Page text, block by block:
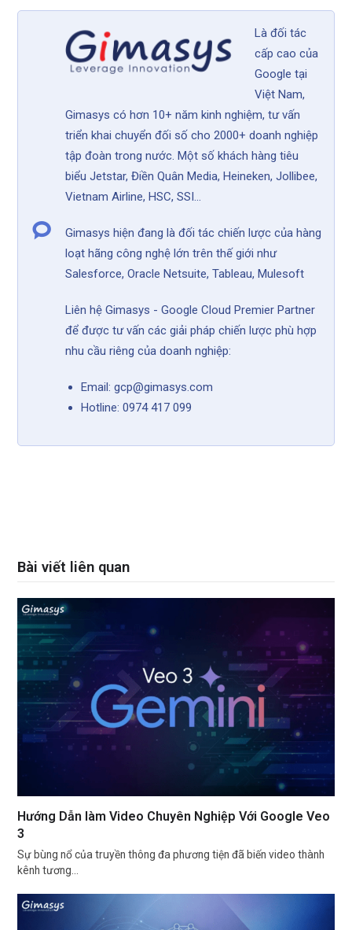
Là đối tác
cấp cao của
Google tại
Việt Nam,
Gimasys có hơn 10+ năm kinh nghiệm, tư vấn
triển khai chuyển đối số cho 2000+ doanh nghiệp
tập đoàn trong nước. Một số khách hàng tiêu
biểu Jetstar, Điền Quân Media, Heineken, Jollibee,
Vietnam Airline, HSC, SSI...
Gimasys hiện đang là đối tác chiến lược của hàng
loạt hãng công nghệ lớn trên thế giới như
Salesforce, Oracle Netsuite, Tableau, Mulesoft
Liên hệ Gimasys - Google Cloud Premier Partner
để được tư vấn các giải pháp chiến lược phù hợp
nhu cầu riêng của doanh nghiệp:
Email: gcp@gimasys.com
Hotline: 0974 417 099
Bài viết liên quan
Hướng Dẫn làm Video Chuyên Nghiệp Với Google Veo
3
Sự bùng nổ của truyền thông đa phương tiện đã biến video thành
kênh tương…